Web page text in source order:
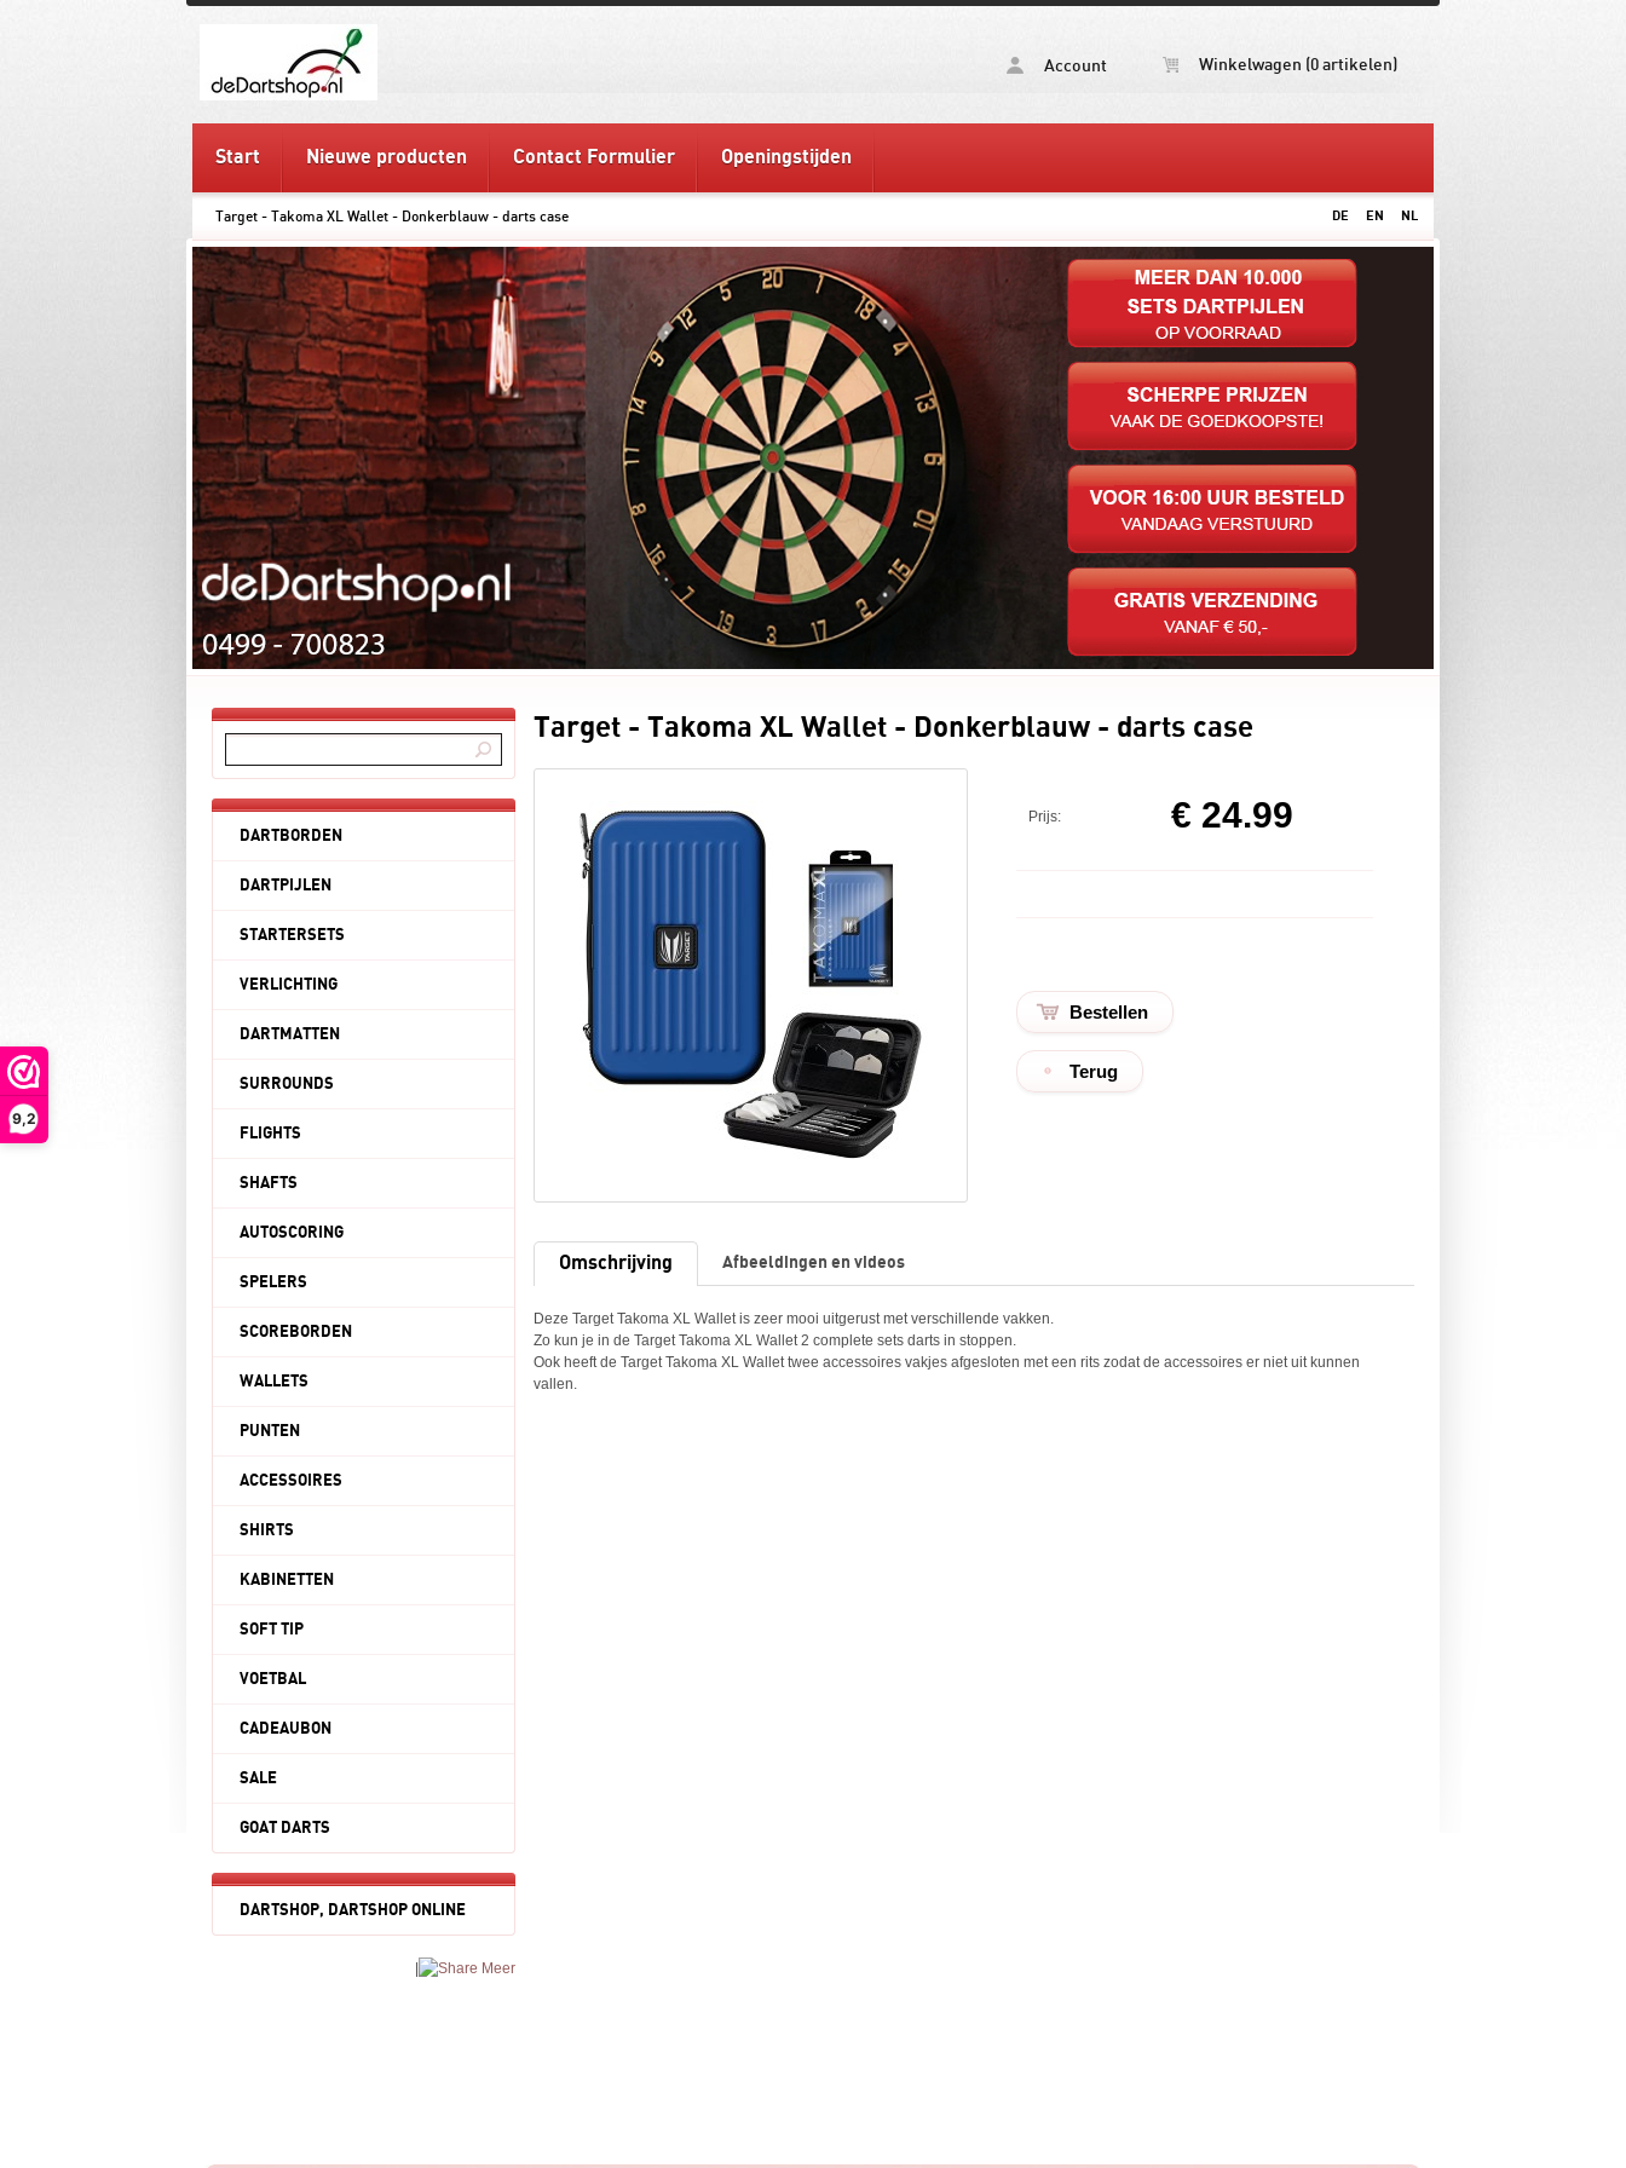
9,2
Account Winkelwagen (0 artikelen)
Start Nieuwe producten Contact Formulier Openingstijden
Target - Takoma XL Wallet - Donkerblauw - darts case DE EN NL
DARTBORDEN
DARTPIJLEN
STARTERSETS
VERLICHTING
DARTMATTEN
SURROUNDS
FLIGHTS
SHAFTS
AUTOSCORING
SPELERS
SCOREBORDEN
WALLETS
PUNTEN
ACCESSOIRES
SHIRTS
KABINETTEN
SOFT TIP
VOETBAL
CADEAUBON
SALE
GOAT DARTS
DARTSHOP, DARTSHOP ONLINE
Meer
Target - Takoma XL Wallet - Donkerblauw - darts case
Prijs: € 24.99
Terug
Omschrijving Afbeeldingen en videos
Deze Target Takoma XL Wallet is zeer mooi uitgerust met verschillende vakken.
Zo kun je in de Target Takoma XL Wallet 2 complete sets darts in stoppen.
Ook heeft de Target Takoma XL Wallet twee accessoires vakjes afgesloten met een rits zodat de accessoires er niet uit kunnen
vallen.